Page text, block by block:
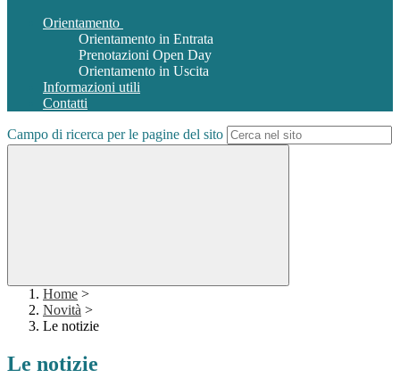
Orientamento
Orientamento in Entrata
Prenotazioni Open Day
Orientamento in Uscita
Informazioni utili
Contatti
Campo di ricerca per le pagine del sito
Home >
Novità >
Le notizie
Le notizie